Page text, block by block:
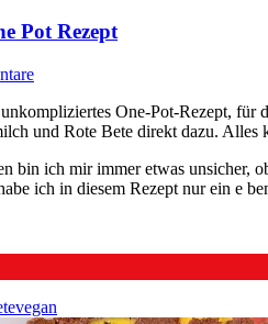
Pot Rezept
One-Pot-Rezept,
und Rote Bete direkt dazu. Alles
bin ich mir immer etwas unsicher,
ich in diesem Rezept nur ein e
vegan